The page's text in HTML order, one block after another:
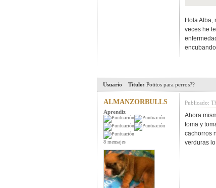
Hola Alba,
veces he
Usuario Titulo: Potitos para perros??
ALMANZORBULLS
Aprendiz
8 mensajes
Publicado:
Ahora
toma y
cachorros
verduras